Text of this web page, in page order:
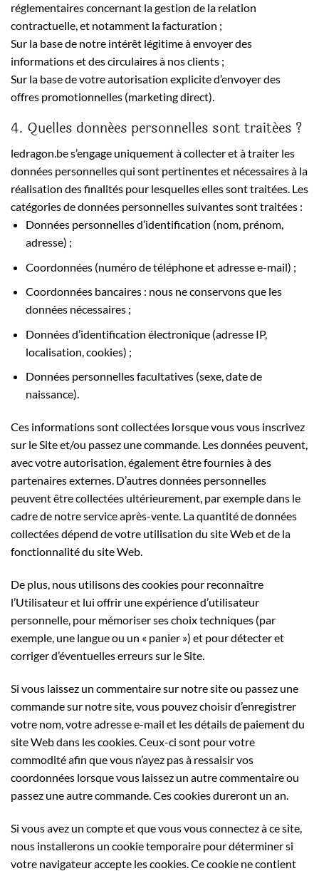
réglementaires concernant la gestion de la relation
contractuelle, et notamment la facturation ;
Sur la base de notre intérêt légitime à envoyer des
informations et des circulaires à nos clients ;
Sur la base de votre autorisation explicite d’envoyer des
offres promotionnelles (marketing direct).
4. Quelles données personnelles sont traitées ?
ledragon.be s’engage uniquement à collecter et à traiter les
données personnelles qui sont pertinentes et nécessaires à la
réalisation des finalités pour lesquelles elles sont traitées. Les
catégories de données personnelles suivantes sont traitées :
Données personnelles d’identification (nom, prénom,
adresse) ;
Coordonnées (numéro de téléphone et adresse e-mail) ;
Coordonnées bancaires : nous ne conservons que les
données nécessaires ;
Données d’identification électronique (adresse IP,
localisation, cookies) ;
Données personnelles facultatives (sexe, date de
naissance).
Ces informations sont collectées lorsque vous vous inscrivez
sur le Site et/ou passez une commande. Les données peuvent,
avec votre autorisation, également être fournies à des
partenaires externes. D’autres données personnelles
peuvent être collectées ultérieurement, par exemple dans le
cadre de notre service après-vente. La quantité de données
collectées dépend de votre utilisation du site Web et de la
fonctionnalité du site Web.
De plus, nous utilisons des cookies pour reconnaître
l’Utilisateur et lui offrir une expérience d’utilisateur
personnelle, pour mémoriser ses choix techniques (par
exemple, une langue ou un « panier ») et pour détecter et
corriger d’éventuelles erreurs sur le Site.
Si vous laissez un commentaire sur notre site ou passez une
commande sur notre site, vous pouvez choisir d’enregistrer
votre nom, votre adresse e-mail et les détails de paiement du
site Web dans les cookies. Ceux-ci sont pour votre
commodité afin que vous n’ayez pas à ressaisir vos
coordonnées lorsque vous laissez un autre commentaire ou
passez une autre commande. Ces cookies dureront un an.
Si vous avez un compte et que vous vous connectez à ce site,
nous installerons un cookie temporaire pour déterminer si
votre navigateur accepte les cookies. Ce cookie ne contient